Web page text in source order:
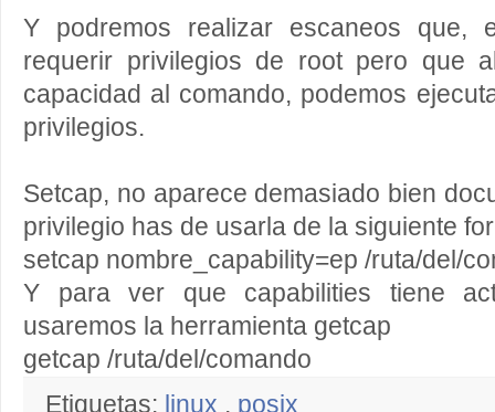
Y podremos realizar escaneos que,
requerir privilegios de root pero que
capacidad al comando, podemos
privilegios.
Setcap, no aparece demasiado bien
privilegio has de usarla de la siguiente
setcap nombre_capability=ep /ruta/del/
Y para ver que capabilities tiene
usaremos la herramienta getcap
getcap /ruta/del/comando
Etiquetas: linux , posix